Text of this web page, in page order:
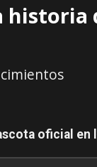
historia
oficial en